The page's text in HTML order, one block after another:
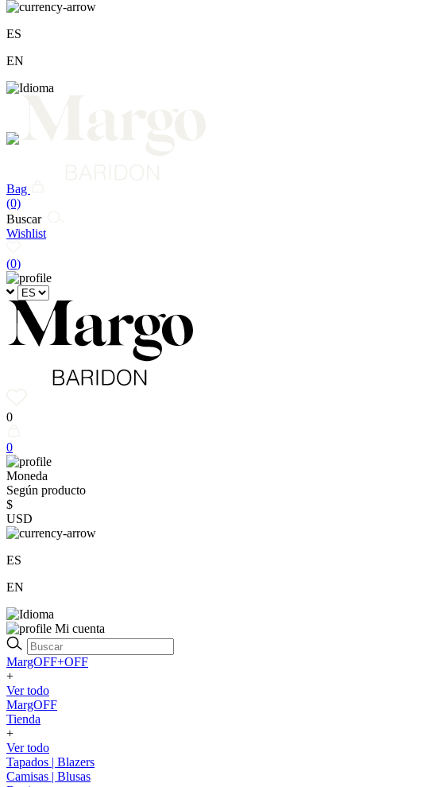
ES
EN
Bag
(0)
Buscar
Wishlist
(0)
0
0
Moneda
Según producto
$
USD
ES
EN
Mi cuenta
MargOFF+OFF
+
Ver todo
MargOFF
Tienda
+
Ver todo
Tapados | Blazers
Camisas | Blusas